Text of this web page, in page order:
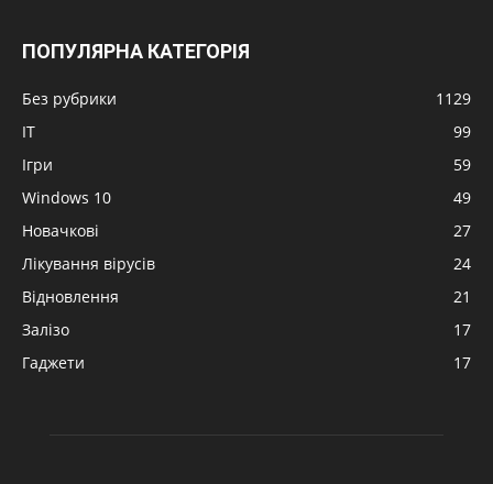
ПОПУЛЯРНА КАТЕГОРІЯ
Без рубрики
1129
IT
99
Ігри
59
Windows 10
49
Новачкові
27
Лікування вірусів
24
Відновлення
21
Залізо
17
Гаджети
17